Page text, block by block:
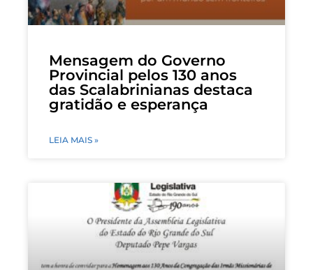
Mensagem do Governo
Provincial pelos 130 anos
das Scalabrinianas destaca
gratidão e esperança
LEIA MAIS »